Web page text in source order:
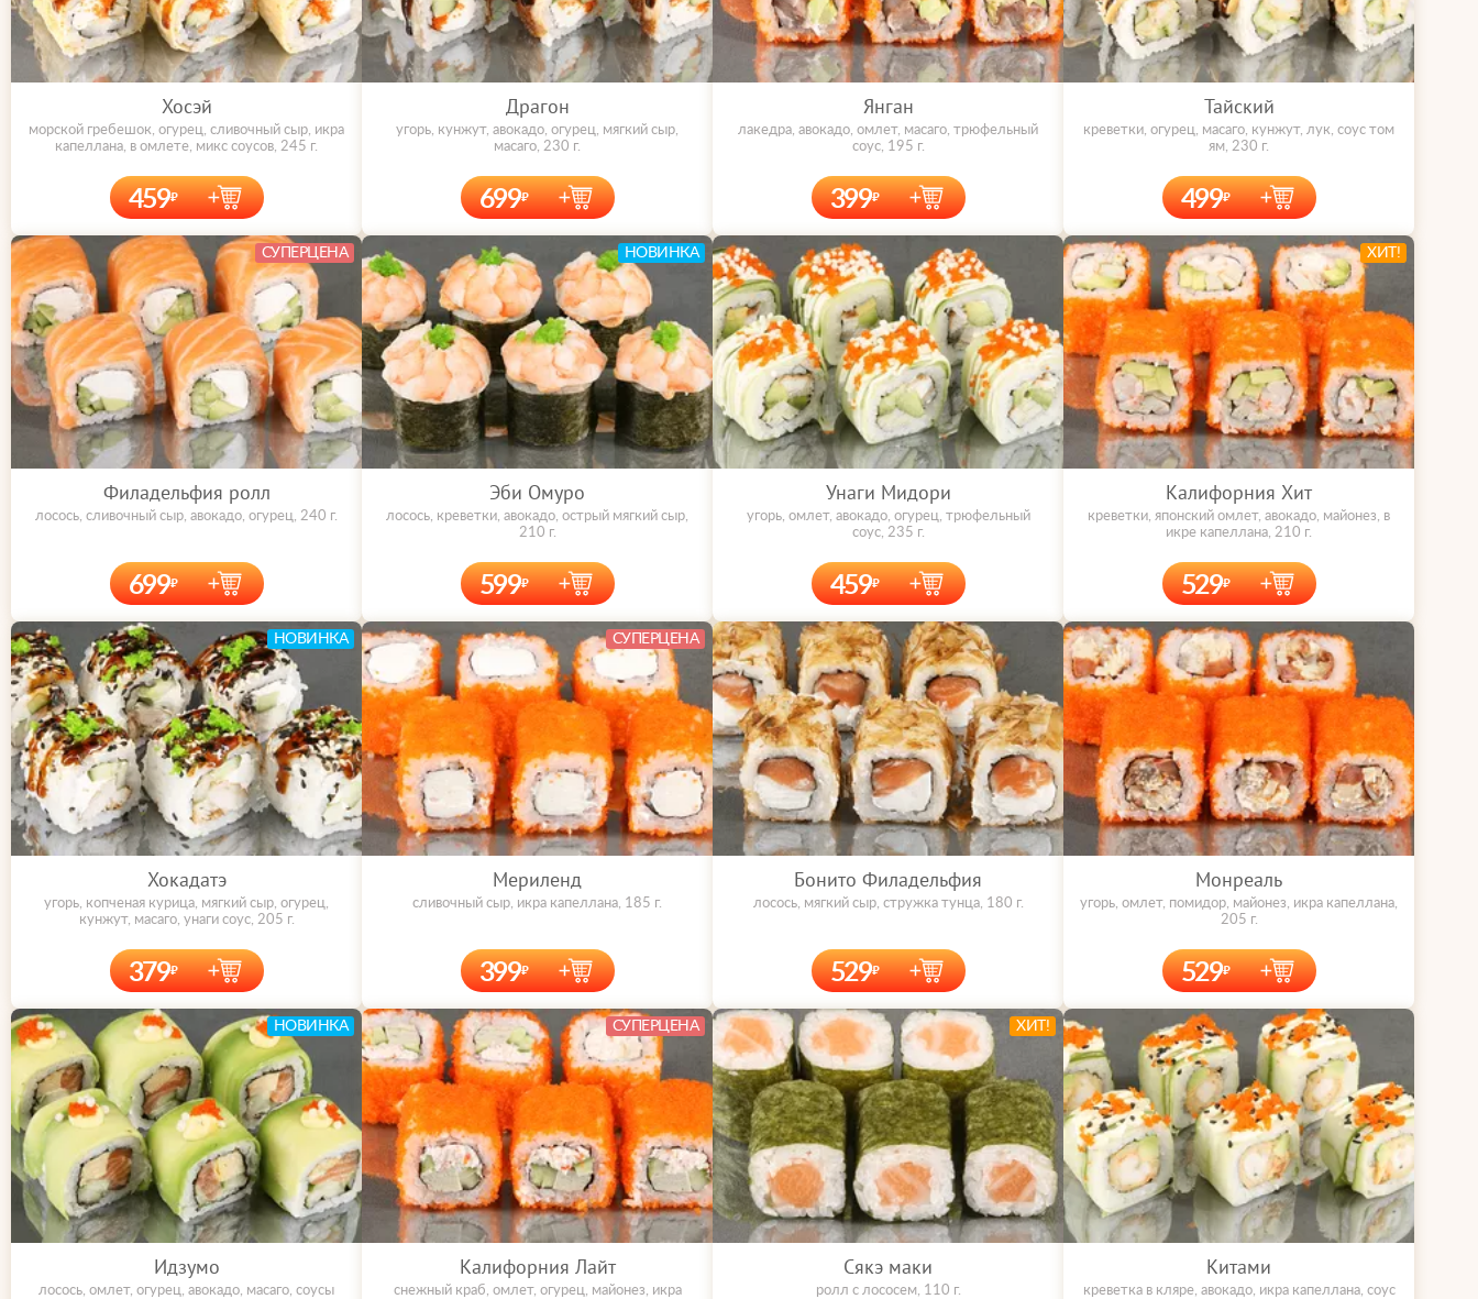
Хосэй
морской гребешок, огурец, сливочный сыр, икра
капеллана, в омлете, микс соусов, 245 г.
459
Драгон
угорь, кунжут, авокадо, огурец, мягкий сыр,
масаго, 230 г.
699
Янган
лакедра, авокадо, омлет, масаго, трюфельный
соус, 195 г.
399
Тайский
креветки, огурец, масаго, кунжут, лук, соус том
ям, 230 г.
499
Филадельфия ролл
лосось, сливочный сыр, авокадо, огурец, 240 г.
699
СУПЕРЦЕНА
Эби Омуро
лосось, креветки, авокадо, острый мягкий сыр,
210 г.
599
НОВИНКА
Унаги Мидори
угорь, омлет, авокадо, огурец, трюфельный
соус, 235 г.
459
Калифорния Хит
креветки, японский омлет, авокадо, майонез, в
икре капеллана, 210 г.
529
ХИТ!
Хокадатэ
угорь, копченая курица, мягкий сыр, огурец,
кунжут, масаго, унаги соус, 205 г.
379
НОВИНКА
Мериленд
сливочный сыр, икра капеллана, 185 г.
399
СУПЕРЦЕНА
Бонито Филадельфия
лосось, мягкий сыр, стружка тунца, 180 г.
529
Монреаль
угорь, омлет, помидор, майонез, икра капеллана,
205 г.
529
Идзумо
лосось, омлет, огурец, авокадо, масаго, соусы
НОВИНКА
Калифорния Лайт
снежный краб, омлет, огурец, майонез, икра
СУПЕРЦЕНА
Сякэ маки
ролл с лососем, 110 г.
ХИТ!
Китами
креветка в кляре, авокадо, икра капеллана, соус